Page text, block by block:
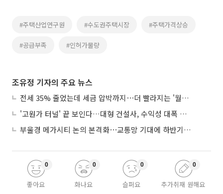
#주택산업연구원 #수도권주택시장 #주택가격상승
#공급부족 #인허가물량
조유정 기자의 주요 뉴스
전세 35% 줄었는데 세금 압박까지⋯더 빨라지는 '월세화'
'고원가 터널' 끝 보인다…대형 건설사, 수익성 대폭 개선
부울경 메가시티 논의 본격화⋯교통망 기대에 하반기 분양시장 '주목'
좋아요
0
화나요
0
슬퍼요
0
추가취재 원해요
0